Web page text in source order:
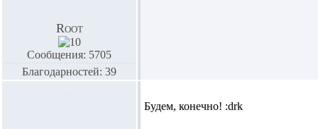
Root
Сообщения: 5705
Благодарностей: 39
Будем, конечно! :drk